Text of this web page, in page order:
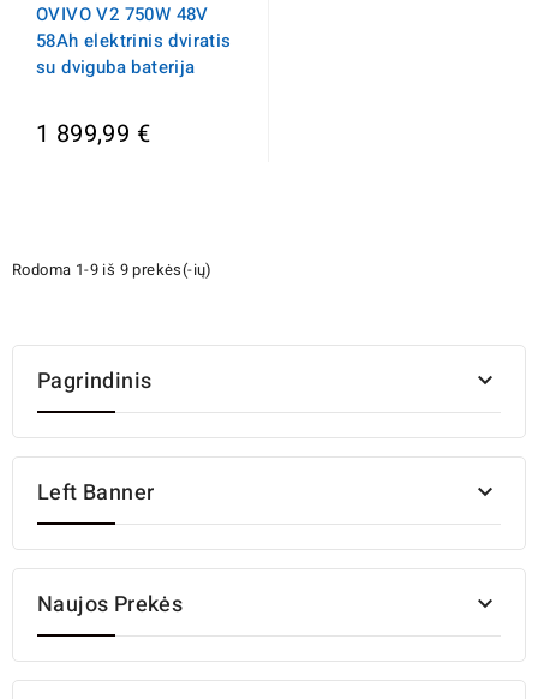
OVIVO V2 750W 48V
58Ah elektrinis dviratis
su dviguba baterija
1 899,99 €
Rodoma 1-9 iš 9 prekės(-ių)
Pagrindinis 
Left Banner 
Naujos Prekės 